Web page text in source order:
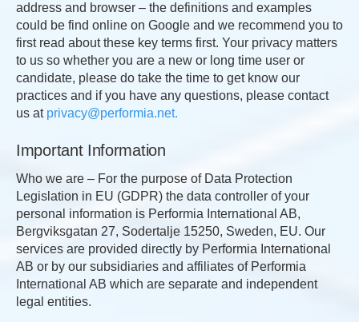
address and browser – the definitions and examples
could be find online on Google and we recommend you to
first read about these key terms first. Your privacy matters
to us so whether you are a new or long time user or
candidate, please do take the time to get know our
practices and if you have any questions, please contact
us at privacy@performia.net.
Important Information
Who we are – For the purpose of Data Protection
Legislation in EU (GDPR) the data controller of your
personal information is Performia International AB,
Bergviksgatan 27, Sodertalje 15250, Sweden, EU. Our
services are provided directly by Performia International
AB or by our subsidiaries and affiliates of Performia
International AB which are separate and independent
legal entities.